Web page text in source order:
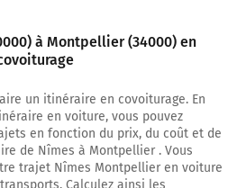
à Montpellier (34000) en
un itinéraire en covoiturage. En
en voiture, vous pouvez
en fonction du prix, du coût et de
de Nîmes à Montpellier . Vous
trajet Nîmes Montpellier en voiture
Calculez ainsi les